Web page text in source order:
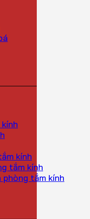
kính
tắm kính
phòng tắm kính